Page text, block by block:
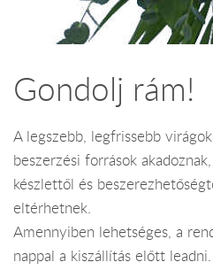
Gondolj rám!
A legszebb, legfrissebb
beszerzési források
készlettől és
eltérhetnek.
Amennyiben lehetséges, a
nappal a kiszállítás előtt leadni.